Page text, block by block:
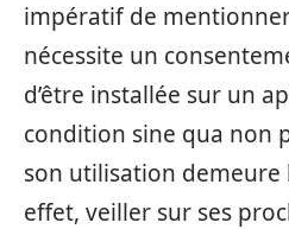
impératif de
nécessite un
d’être installée sur un
condition sine qua non
son utilisation demeure
effet, veiller sur ses